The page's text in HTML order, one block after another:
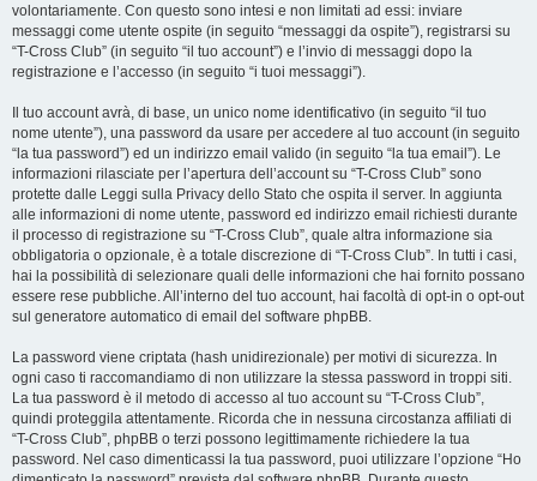
volontariamente. Con questo sono intesi e non limitati ad essi: inviare
messaggi come utente ospite (in seguito “messaggi da ospite”), registrarsi su
“T-Cross Club” (in seguito “il tuo account”) e l’invio di messaggi dopo la
registrazione e l’accesso (in seguito “i tuoi messaggi”).
Il tuo account avrà, di base, un unico nome identificativo (in seguito “il tuo
nome utente”), una password da usare per accedere al tuo account (in seguito
“la tua password”) ed un indirizzo email valido (in seguito “la tua email”). Le
informazioni rilasciate per l’apertura dell’account su “T-Cross Club” sono
protette dalle Leggi sulla Privacy dello Stato che ospita il server. In aggiunta
alle informazioni di nome utente, password ed indirizzo email richiesti durante
il processo di registrazione su “T-Cross Club”, quale altra informazione sia
obbligatoria o opzionale, è a totale discrezione di “T-Cross Club”. In tutti i casi,
hai la possibilità di selezionare quali delle informazioni che hai fornito possano
essere rese pubbliche. All’interno del tuo account, hai facoltà di opt-in o opt-out
sul generatore automatico di email del software phpBB.
La password viene criptata (hash unidirezionale) per motivi di sicurezza. In
ogni caso ti raccomandiamo di non utilizzare la stessa password in troppi siti.
La tua password è il metodo di accesso al tuo account su “T-Cross Club”,
quindi proteggila attentamente. Ricorda che in nessuna circostanza affiliati di
“T-Cross Club”, phpBB o terzi possono legittimamente richiedere la tua
password. Nel caso dimenticassi la tua password, puoi utilizzare l’opzione “Ho